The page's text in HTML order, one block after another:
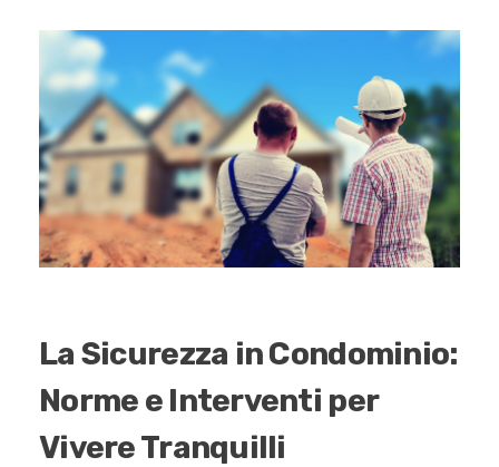
La Sicurezza in Condominio:
Norme e Interventi per
Vivere Tranquilli